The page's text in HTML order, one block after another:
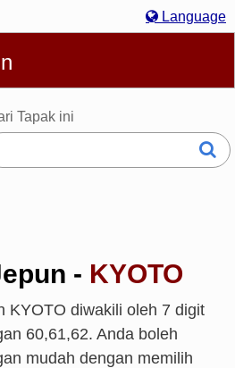
Language
Melayu
日本語
Tapak ini
- KYOTO
KYOTO diwakili oleh 7 digit
60,61,62. Anda boleh
mudah dengan memilih